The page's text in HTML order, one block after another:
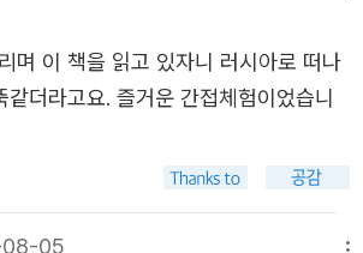
며 이 책을 읽고 있자니 러시아로 떠나
더라고요. 즐거운 간접체험이었습니
05